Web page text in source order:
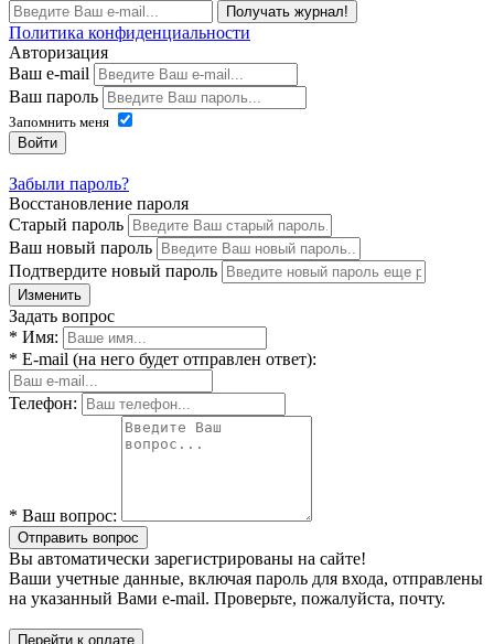
Получать журнал!
Политика конфиденциальности
Авторизация
Ваш e-mail
Ваш пароль
Запомнить меня
Войти
Забыли пароль?
Восстановление пароля
Старый пароль
Ваш новый пароль
Подтвердите новый пароль
Изменить
Задать вопрос
* Имя:
* E-mail (на него будет отправлен ответ):
Телефон:
* Ваш вопрос:
Отправить вопрос
Вы автоматически зарегистрированы на сайте!
Ваши учетные данные, включая пароль для входа, отправлены
на указанный Вами e-mail. Проверьте, пожалуйста, почту.
Перейти к оплате